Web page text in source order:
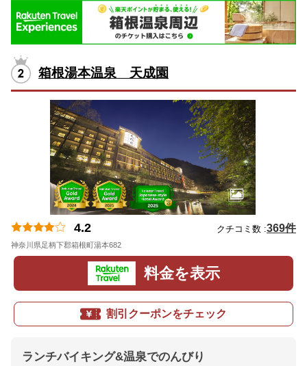
箱根湯本温泉 天成園
4.2 クチコミ数 :369件
神奈川県足柄下郡箱根町湯本682
料金を表示
割引クーポンをチェック
ランチバイキング&温泉でのんびり